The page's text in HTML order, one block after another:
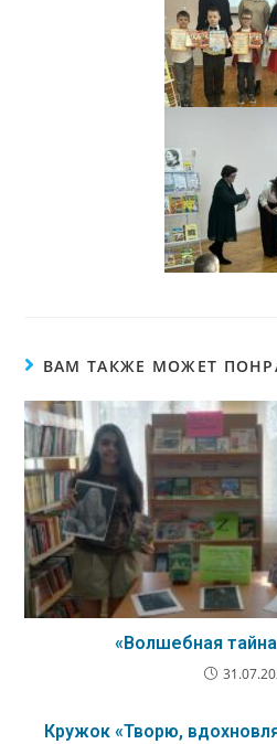
ВАМ ТАКЖЕ МОЖЕТ
«Волшебная
Кружок «Творю,